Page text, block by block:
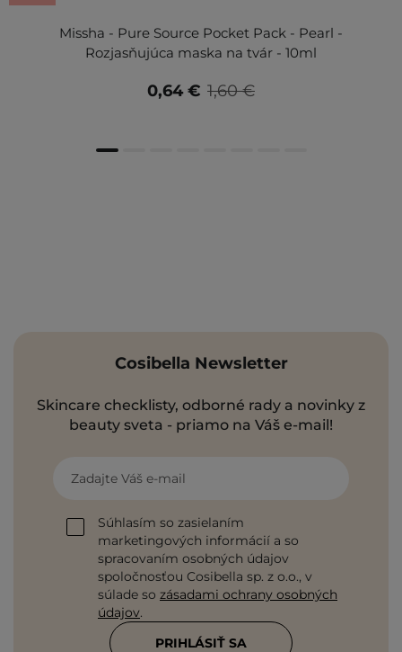
Missha - Pure Source Pocket Pack - Pearl -
Rozjasňujúca maska na tvár - 10ml
1,60 €
0,64 €
Cosibella Newsletter
Skincare checklisty, odborné rady a novinky z
beauty sveta - priamo na Váš e-mail!
Zadajte Váš e-mail
Súhlasím so zasielaním
marketingových informácií a so
spracovaním osobných údajov
spoločnosťou Cosibella sp. z o.o., v
súlade so zásadami ochrany osobných
údajov.
PRIHLÁSIŤ SA